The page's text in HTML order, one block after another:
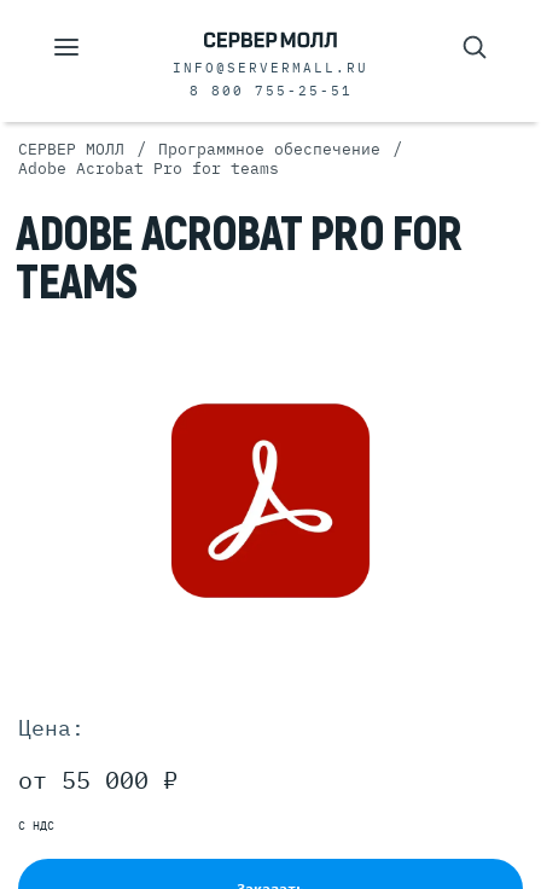
INFO@SERVERMALL.RU
8 800 755-25-51
СЕРВЕР МОЛЛ / Программное обеспечение /
Adobe Acrobat Pro for teams
ADOBE ACROBAT PRO FOR
TEAMS
Цена:
от 55 000 ₽
С НДС